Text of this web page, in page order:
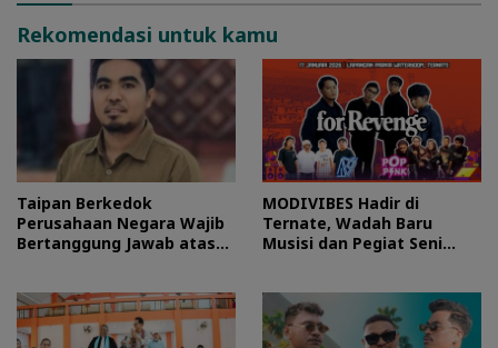
Rekomendasi untuk kamu
Taipan Berkedok
Perusahaan Negara Wajib
Bertanggung Jawab atas
MODIVIBES Hadir di
Ternate, Wadah Baru
Musisi dan Pegiat Seni